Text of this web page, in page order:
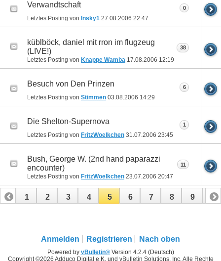
Verwandtschaft
Letztes Posting von Insky1 27.08.2006 22:47
0
küblböck, daniel mit rron im flugzeug
(LIVE!)
Letztes Posting von Knappe Wamba 17.08.2006 12:19
38
Besuch von Den Prinzen
Letztes Posting von Stimmen 03.08.2006 14:29
6
Die Shelton-Supernova
Letztes Posting von FritzWoelkchen 31.07.2006 23:45
1
Bush, George W. (2nd hand paparazzi
encounter)
Letztes Posting von FritzWoelkchen 23.07.2006 20:47
11
1 2 3 4 5 6 7 8 9 10
Anmelden Registrieren Nach oben
Powered by vBulletin®Version 4.2.4 (Deutsch)
Copyright ©2026 Adduco Digital e.K. und vBulletin Solutions, Inc. Alle Rechte